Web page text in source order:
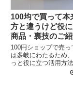
100均で買って本
方と違うけど役
商品・裏技のご紹
100円ショップで売
は多岐にわたるため
っと役に立つ活用方
では？ と思ったり、
のがたくさんありそ
ね！ そんなお宝がた